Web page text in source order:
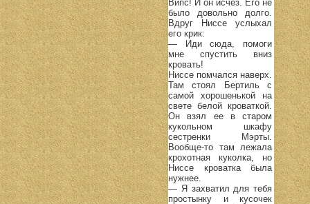
Випс! И он исчез. Его не
было довольно долго.
Вдруг Ниссе услыхал
его крик:
— Иди сюда, помоги
мне спустить вниз
кровать!
Ниссе помчался наверх.
Там стоял Бертиль с
самой хорошенькой на
свете белой кроваткой.
Он взял ее в старом
кукольном шкафу
сестренки Мэрты.
Вообще-то там лежала
крохотная куколка, но
Ниссе кроватка была
нужнее.
— Я захватил для тебя
простынку и кусочек